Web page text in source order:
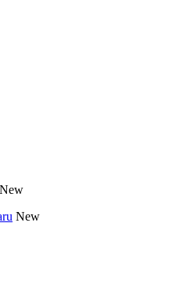
New
New